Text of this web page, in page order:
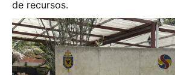
de recursos.